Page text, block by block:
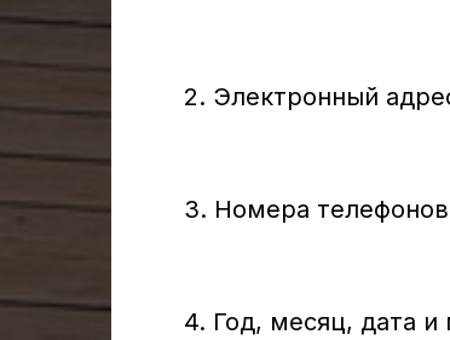
2. Электронный
3. Номера
4. Год, месяц, дата